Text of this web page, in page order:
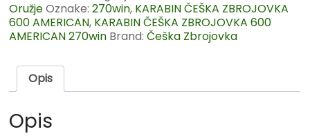
OružjeOznake:270win, KARABIN ČEŠKA ZBROJOVKA
600 AMERICAN, KARABIN ČEŠKA ZBROJOVKA 600
AMERICAN 270win Brand:Češka Zbrojovka
Opis
Opis